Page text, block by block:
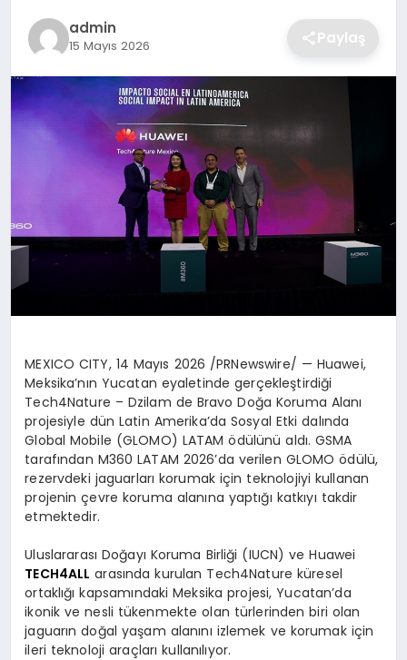
admin
15 Mayıs 2026 Paylaş
MEXICO CITY, 14 Mayıs 2026 /PRNewswire/ — Huawei,
Meksika’nın Yucatan eyaletinde gerçekleştirdiği
Tech4Nature – Dzilam de Bravo Doğa Koruma Alanı
projesiyle dün Latin Amerika’da Sosyal Etki dalında
Global Mobile (GLOMO) LATAM ödülünü aldı. GSMA
tarafından M360 LATAM 2026’da verilen GLOMO ödülü,
rezervdeki jaguarları korumak için teknolojiyi kullanan
projenin çevre koruma alanına yaptığı katkıyı takdir
etmektedir.
Uluslararası Doğayı Koruma Birliği (IUCN) ve Huawei
TECH4ALL arasında kurulan Tech4Nature küresel
ortaklığı kapsamındaki Meksika projesi, Yucatan’da
ikonik ve nesli tükenmekte olan türlerinden biri olan
jaguarın doğal yaşam alanını izlemek ve korumak için
ileri teknoloji araçları kullanılıyor.